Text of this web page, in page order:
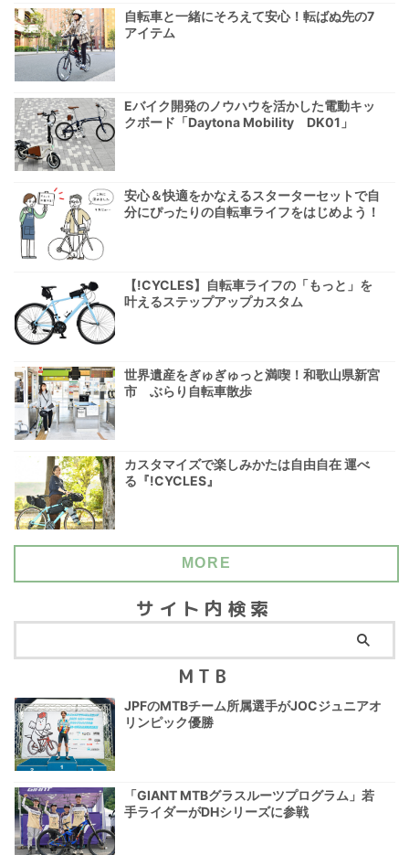
自転車と一緒にそろえて安心！転ばぬ先の7
アイテム
Eバイク開発のノウハウを活かした電動キッ
クボード「Daytona Mobility DK01」
安心＆快適をかなえるスターターセットで自
分にぴったりの自転車ライフをはじめよう！
【!CYCLES】自転車ライフの「もっと」を
叶えるステップアップカスタム
世界遺産をぎゅぎゅっと満喫！和歌山県新宮
市 ぶらり自転車散歩
カスタマイズで楽しみかたは自由自在 運べ
る『!CYCLES』
MORE
サイト内検索
MTB
JPFのMTBチーム所属選手がJOCジュニアオ
リンピック優勝
「GIANT MTBグラスルーツプログラム」若
手ライダーがDHシリーズに参戦